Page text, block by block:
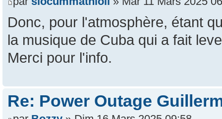
Donc, pour l'atmosphère, étant
la musique de Cuba qui a fait
Merci pour l'info.
Re: Power Outage